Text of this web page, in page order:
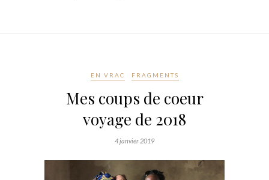
EN VRAC FRAGMENTS
Mes coups de coeur
voyage de 2018
4 janvier 2019